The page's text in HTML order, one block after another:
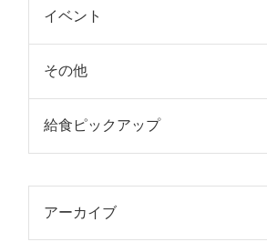
イベント
その他
給食ピックアップ
アーカイブ